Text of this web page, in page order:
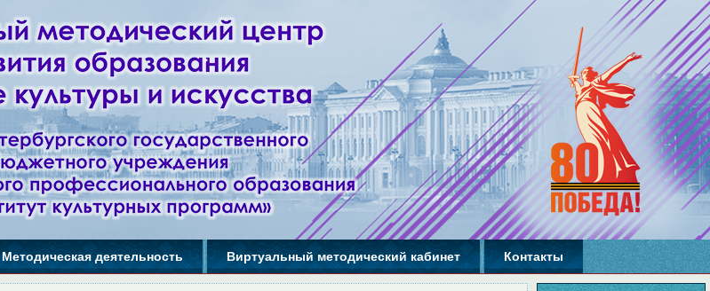
Методическая деятельность Виртуальный методический кабинет Контакты